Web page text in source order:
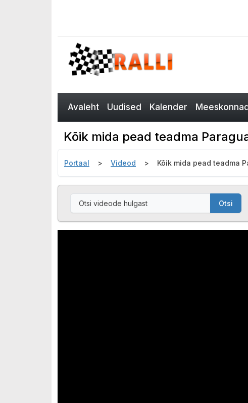
Avaleht Uudised Kalender
Kõik mida pead teadma
Portaal Videod Kõik mida pead teadma
Otsi